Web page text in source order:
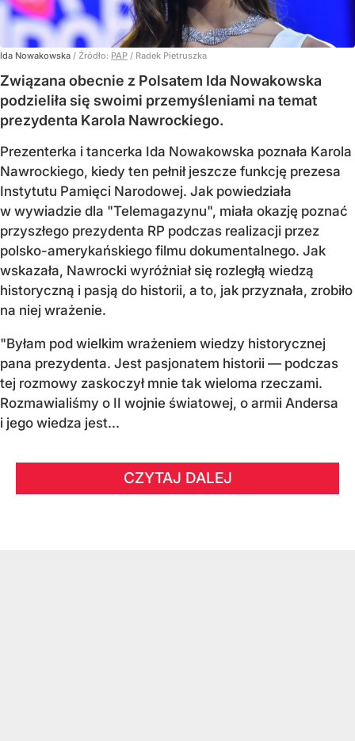
Ida Nowakowska / Źródło: PAP / Radek Pietruszka
Związana obecnie z Polsatem Ida Nowakowska
podzieliła się swoimi przemyśleniami na temat
prezydenta Karola Nawrockiego.
Prezenterka i tancerka Ida Nowakowska poznała Karola
Nawrockiego, kiedy ten pełnił jeszcze funkcję prezesa
Instytutu Pamięci Narodowej. Jak powiedziała
w wywiadzie dla "Telemagazynu", miała okazję poznać
przyszłego prezydenta RP podczas realizacji przez
polsko-amerykańskiego filmu dokumentalnego. Jak
wskazała, Nawrocki wyróżniał się rozległą wiedzą
historyczną i pasją do historii, a to, jak przyznała, zrobiło
na niej wrażenie.
"Byłam pod wielkim wrażeniem wiedzy historycznej
pana prezydenta. Jest pasjonatem historii — podczas
tej rozmowy zaskoczył mnie tak wieloma rzeczami.
Rozmawialiśmy o II wojnie światowej, o armii Andersa
i jego wiedza jest...
CZYTAJ DALEJ